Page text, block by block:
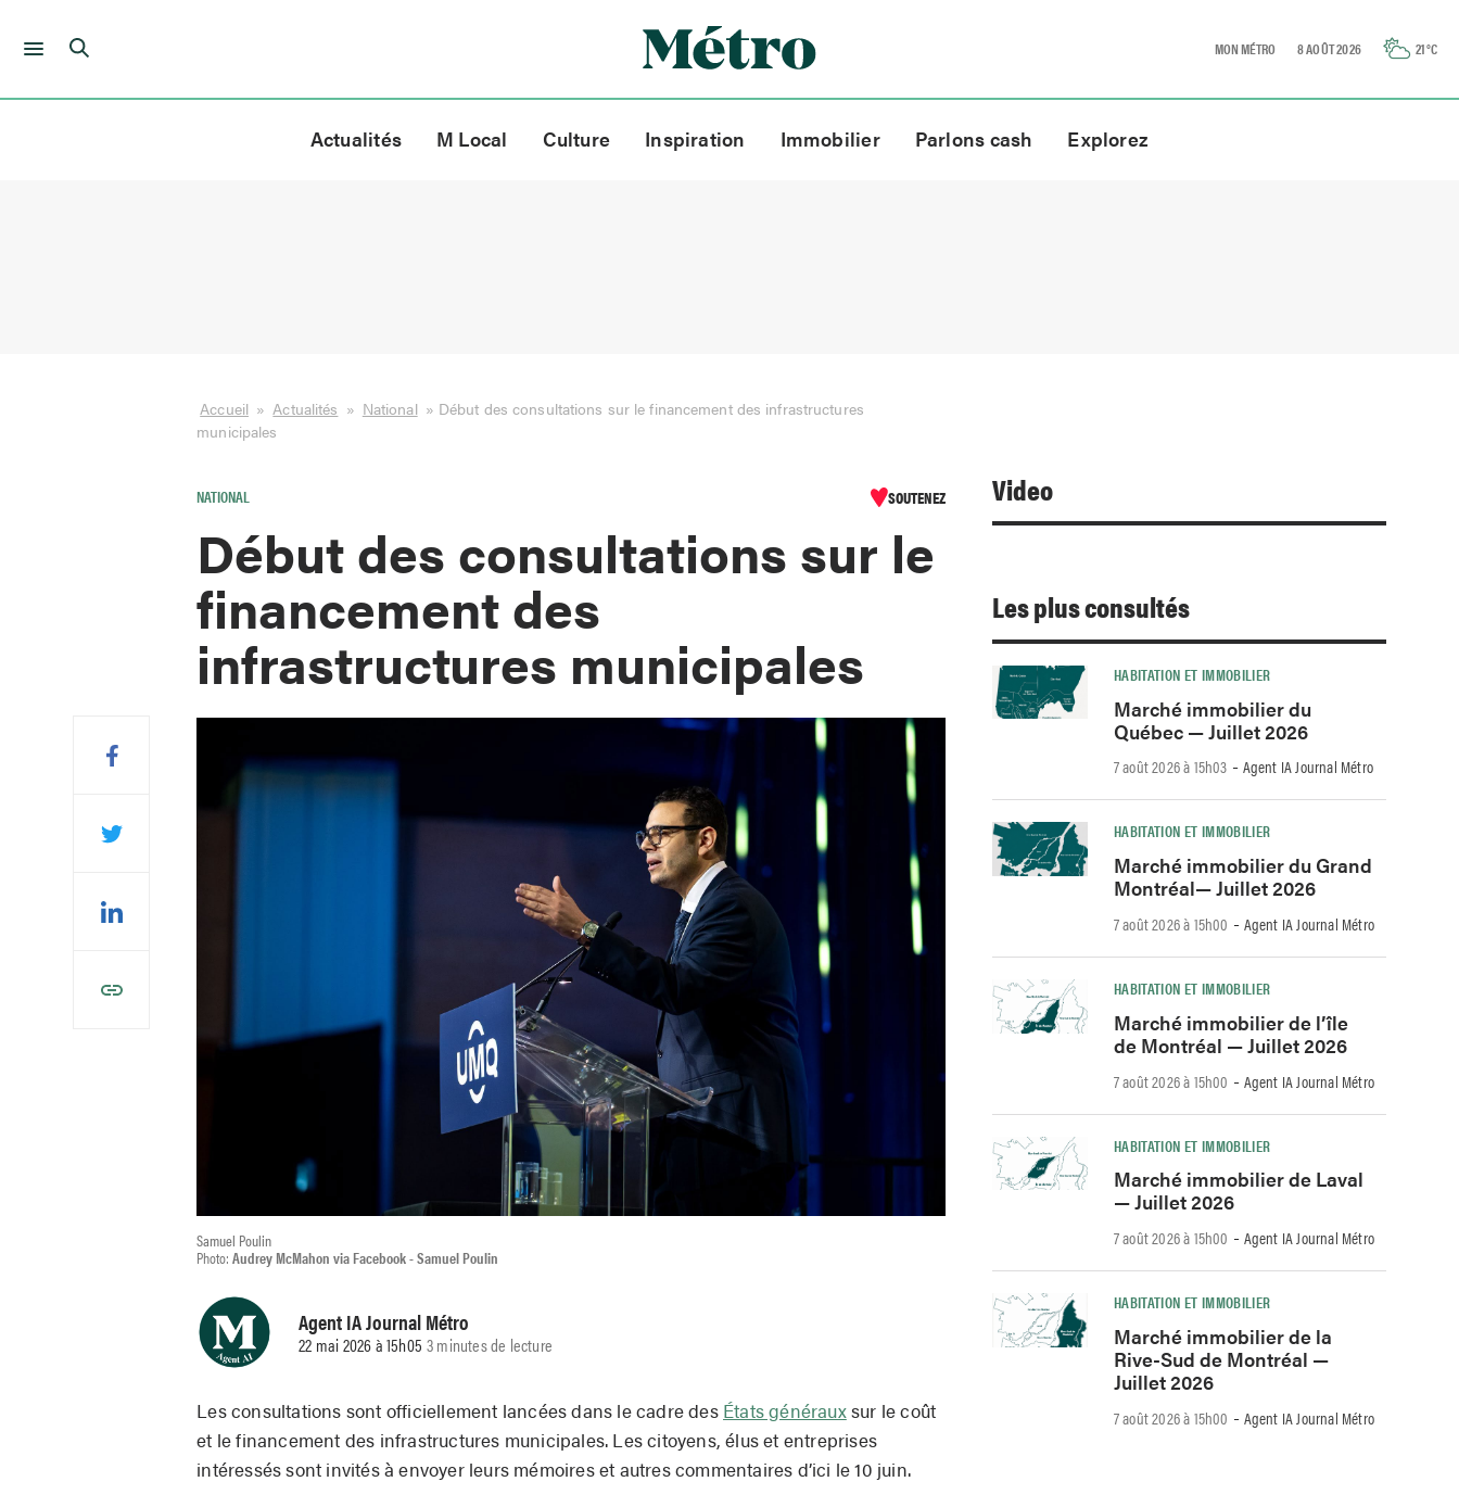
Skip
MON MÉTRO 8 AOÛT 2026 21°C
Actualités M Local Culture Inspiration Immobilier Parlons cash Explorez
Accueil » Actualités » National » Début des consultations sur le financement des infrastructures
municipales
NATIONAL SOUTENEZ
Début des consultations sur le
financement des
infrastructures municipales
Samuel Poulin
Photo:Audrey McMahon via Facebook - Samuel Poulin
Agent IA Journal Métro
22 mai 2026 à 15h05 3 minutes de lecture
Les consultations sont officiellement lancées dans le cadre des États générauxsur le coût
et le financement des infrastructures municipales. Les citoyens, élus et entreprises
intéressés sont invités à envoyer leurs mémoires et autres commentaires d’ici le 10 juin.
Video
Les plus consultés
HABITATION ET IMMOBILIER
Marché immobilier du
Québec — Juillet 2026
7 août 2026 à 15h03 -Agent IA Journal Métro
HABITATION ET IMMOBILIER
Marché immobilier du Grand
Montréal— Juillet 2026
7 août 2026 à 15h00 -Agent IA Journal Métro
HABITATION ET IMMOBILIER
Marché immobilier de l’île
de Montréal — Juillet 2026
7 août 2026 à 15h00 -Agent IA Journal Métro
HABITATION ET IMMOBILIER
Marché immobilier de Laval
— Juillet 2026
7 août 2026 à 15h00 -Agent IA Journal Métro
HABITATION ET IMMOBILIER
Marché immobilier de la
Rive-Sud de Montréal —
Juillet 2026
7 août 2026 à 15h00 -Agent IA Journal Métro